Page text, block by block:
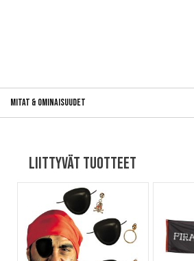
Mitat & ominaisuudet
Liittyvät tuotteet